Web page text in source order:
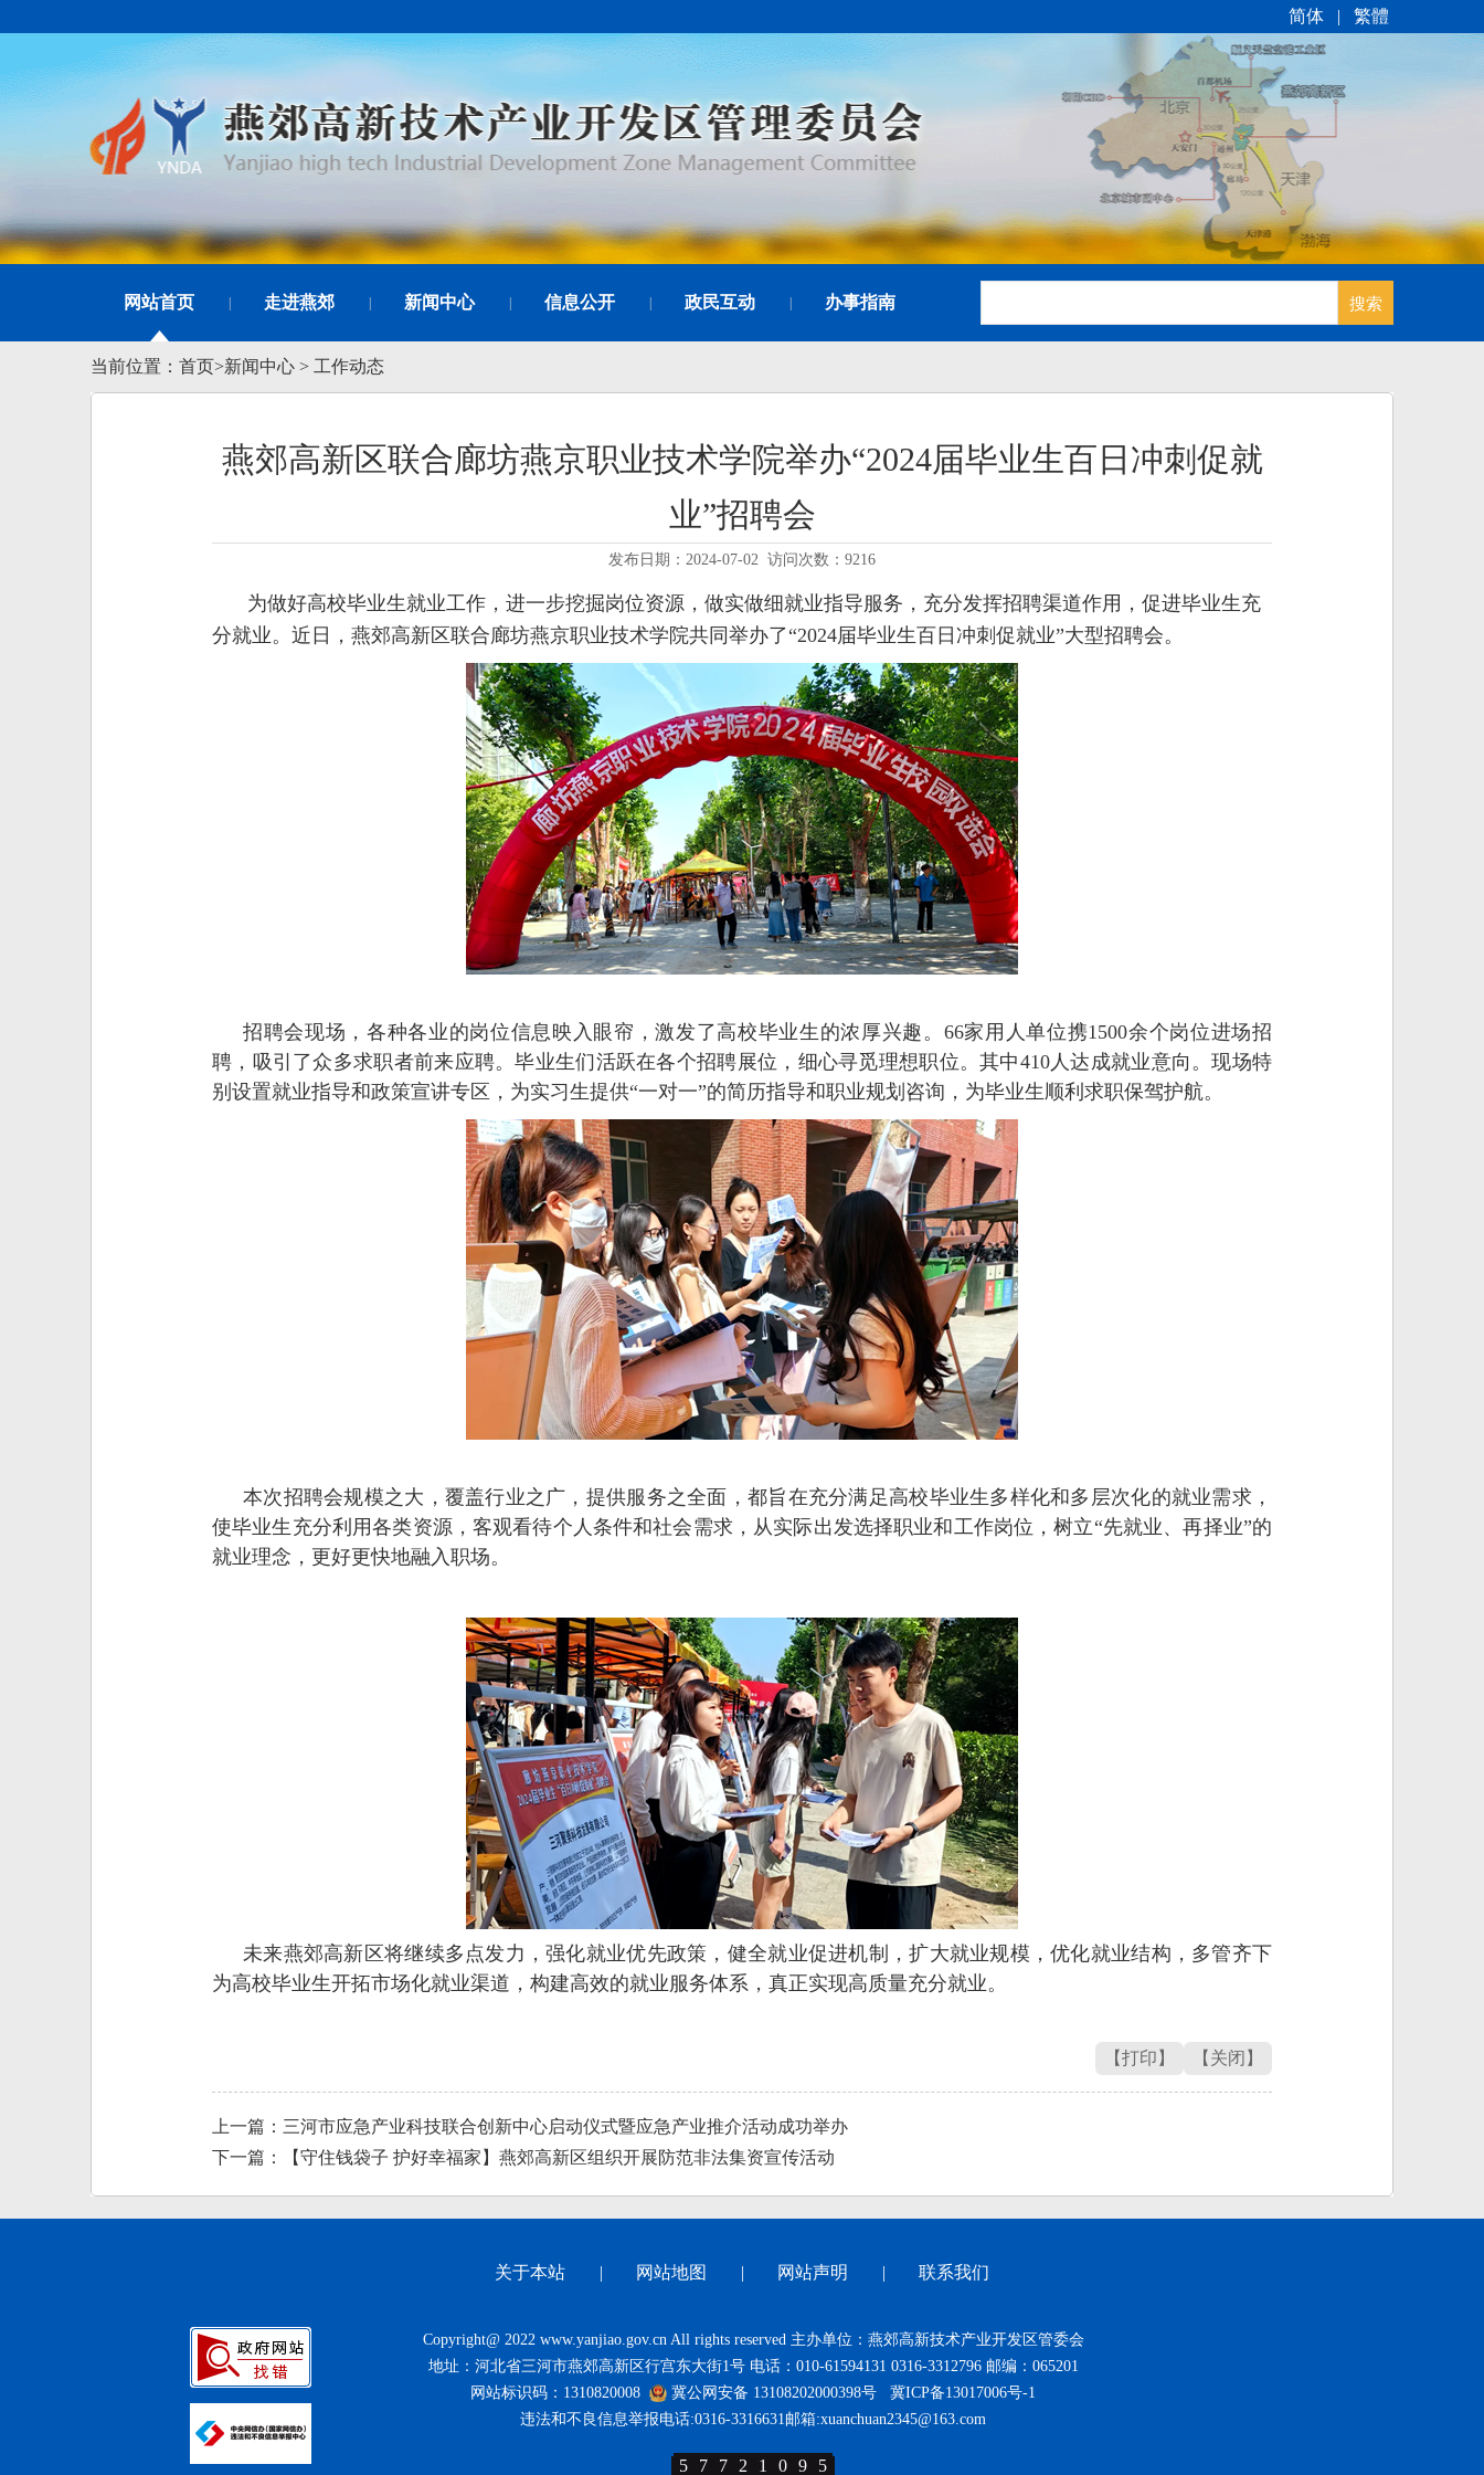
简体 | 繁體
网站首页 走进燕郊 新闻中心 信息公开 政民互动 办事指南
当前位置： 首页>新闻中心 > 工作动态
燕郊高新区联合廊坊燕京职业技术学院举办“2024届毕业生百日冲刺促就
业”招聘会
发布日期：2024-07-02 访问次数：9216
为做好高校毕业生就业工作，进一步挖掘岗位资源，做实做细就业指导服务，充分发挥招聘渠道作用，促进毕业生充
分就业。近日，燕郊高新区联合廊坊燕京职业技术学院共同举办了“2024届毕业生百日冲刺促就业”大型招聘会。
招聘会现场，各种各业的岗位信息映入眼帘，激发了高校毕业生的浓厚兴趣。66家用人单位携1500余个岗位进场招
聘，吸引了众多求职者前来应聘。毕业生们活跃在各个招聘展位，细心寻觅理想职位。其中410人达成就业意向。现场特
别设置就业指导和政策宣讲专区，为实习生提供“一对一”的简历指导和职业规划咨询，为毕业生顺利求职保驾护航。
本次招聘会规模之大，覆盖行业之广，提供服务之全面，都旨在充分满足高校毕业生多样化和多层次化的就业需求，
使毕业生充分利用各类资源，客观看待个人条件和社会需求，从实际出发选择职业和工作岗位，树立“先就业、再择业”的
就业理念，更好更快地融入职场。
未来燕郊高新区将继续多点发力，强化就业优先政策，健全就业促进机制，扩大就业规模，优化就业结构，多管齐下
为高校毕业生开拓市场化就业渠道，构建高效的就业服务体系，真正实现高质量充分就业。
【打印】 【关闭】
上一篇：三河市应急产业科技联合创新中心启动仪式暨应急产业推介活动成功举办
下一篇：【守住钱袋子 护好幸福家】燕郊高新区组织开展防范非法集资宣传活动
关于本站 | 网站地图 | 网站声明 | 联系我们
Copyright@ 2022 www.yanjiao.gov.cn All rights reserved 主办单位：燕郊高新技术产业开发区管委会
地址：河北省三河市燕郊高新区行宫东大街1号 电话：010-61594131 0316-3312796 邮编：065201
网站标识码：1310820008
冀公网安备 13108202000398号
冀ICP备13017006号-1
违法和不良信息举报电话:0316-3316631邮箱:xuanchuan2345@163.com
5 7 7 2 1 0 9 5